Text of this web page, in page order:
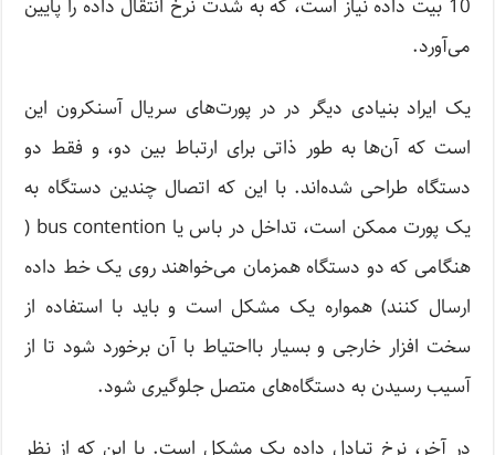
10 بیت داده نیاز است، که به شدت نرخ انتقال داده را پایین
می‌آورد.
یک ایراد بنیادی دیگر در در پورت‌های سریال آسنکرون این
است که آن‌ها به طور ذاتی برای ارتباط بین دو، و فقط دو
دستگاه طراحی شده‌اند. با این که اتصال چندین دستگاه به
یک پورت ممکن است، تداخل در باس یا bus contention (
هنگامی که دو دستگاه همزمان می‌خواهند روی یک خط داده
ارسال کنند) همواره یک مشکل است و باید با استفاده از
سخت افزار خارجی و بسیار بااحتیاط با آن برخورد شود تا از
آسیب رسیدن به دستگاه‌های متصل جلوگیری شود.